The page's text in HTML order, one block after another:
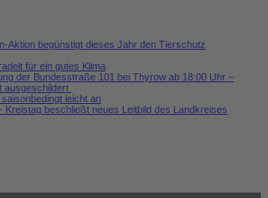
Aktion begünstigt dieses Jahr den Tierschutz
für ein gutes Klima
der Bundesstraße 101 bei Thyrow ab 18:00 Uhr –
ausgeschildert
leicht an
Kreistag beschließt neues Leitbild des Landkreises